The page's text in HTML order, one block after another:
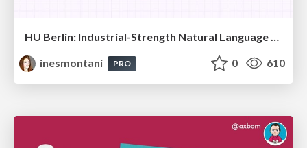
HU Berlin: Industrial-Strength Natural Language Processing with spaCy and Prodigy
inesmontani
PRO 0 610